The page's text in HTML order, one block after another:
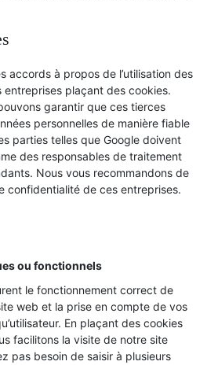
accords à propos de l’utilisation des
entreprises plaçant des cookies.
garantir que ces tierces
personnelles de manière fiable
parties telles que Google doivent
des responsables de traitement
Nous vous recommandons de
confidentialité de ces entreprises.
ou fonctionnels
le fonctionnement correct de
web et la prise en compte de vos
En plaçant des cookies
facilitons la visite de notre site
pas besoin de saisir à plusieurs